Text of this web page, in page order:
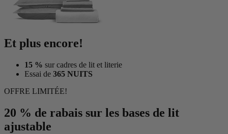
Et plus encore!
15 % sur cadres de lit et literie
Essai de 365 NUITS
OFFRE LIMITÉE!
20 % de rabais sur les bases de lit
ajustable